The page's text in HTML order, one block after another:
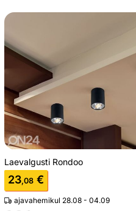
Laevalgusti Rondoo
Laevalgusti Rondoo
23,08 €
ajavahemikul 28.08 - 04.09